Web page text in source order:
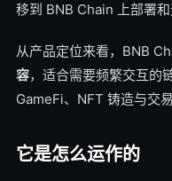
移到 BNB Chain 上部署和
从产品定位来看，BNB
容，适合需要频繁交互的
GameFi、NFT 铸造与交易
它是怎么运作的